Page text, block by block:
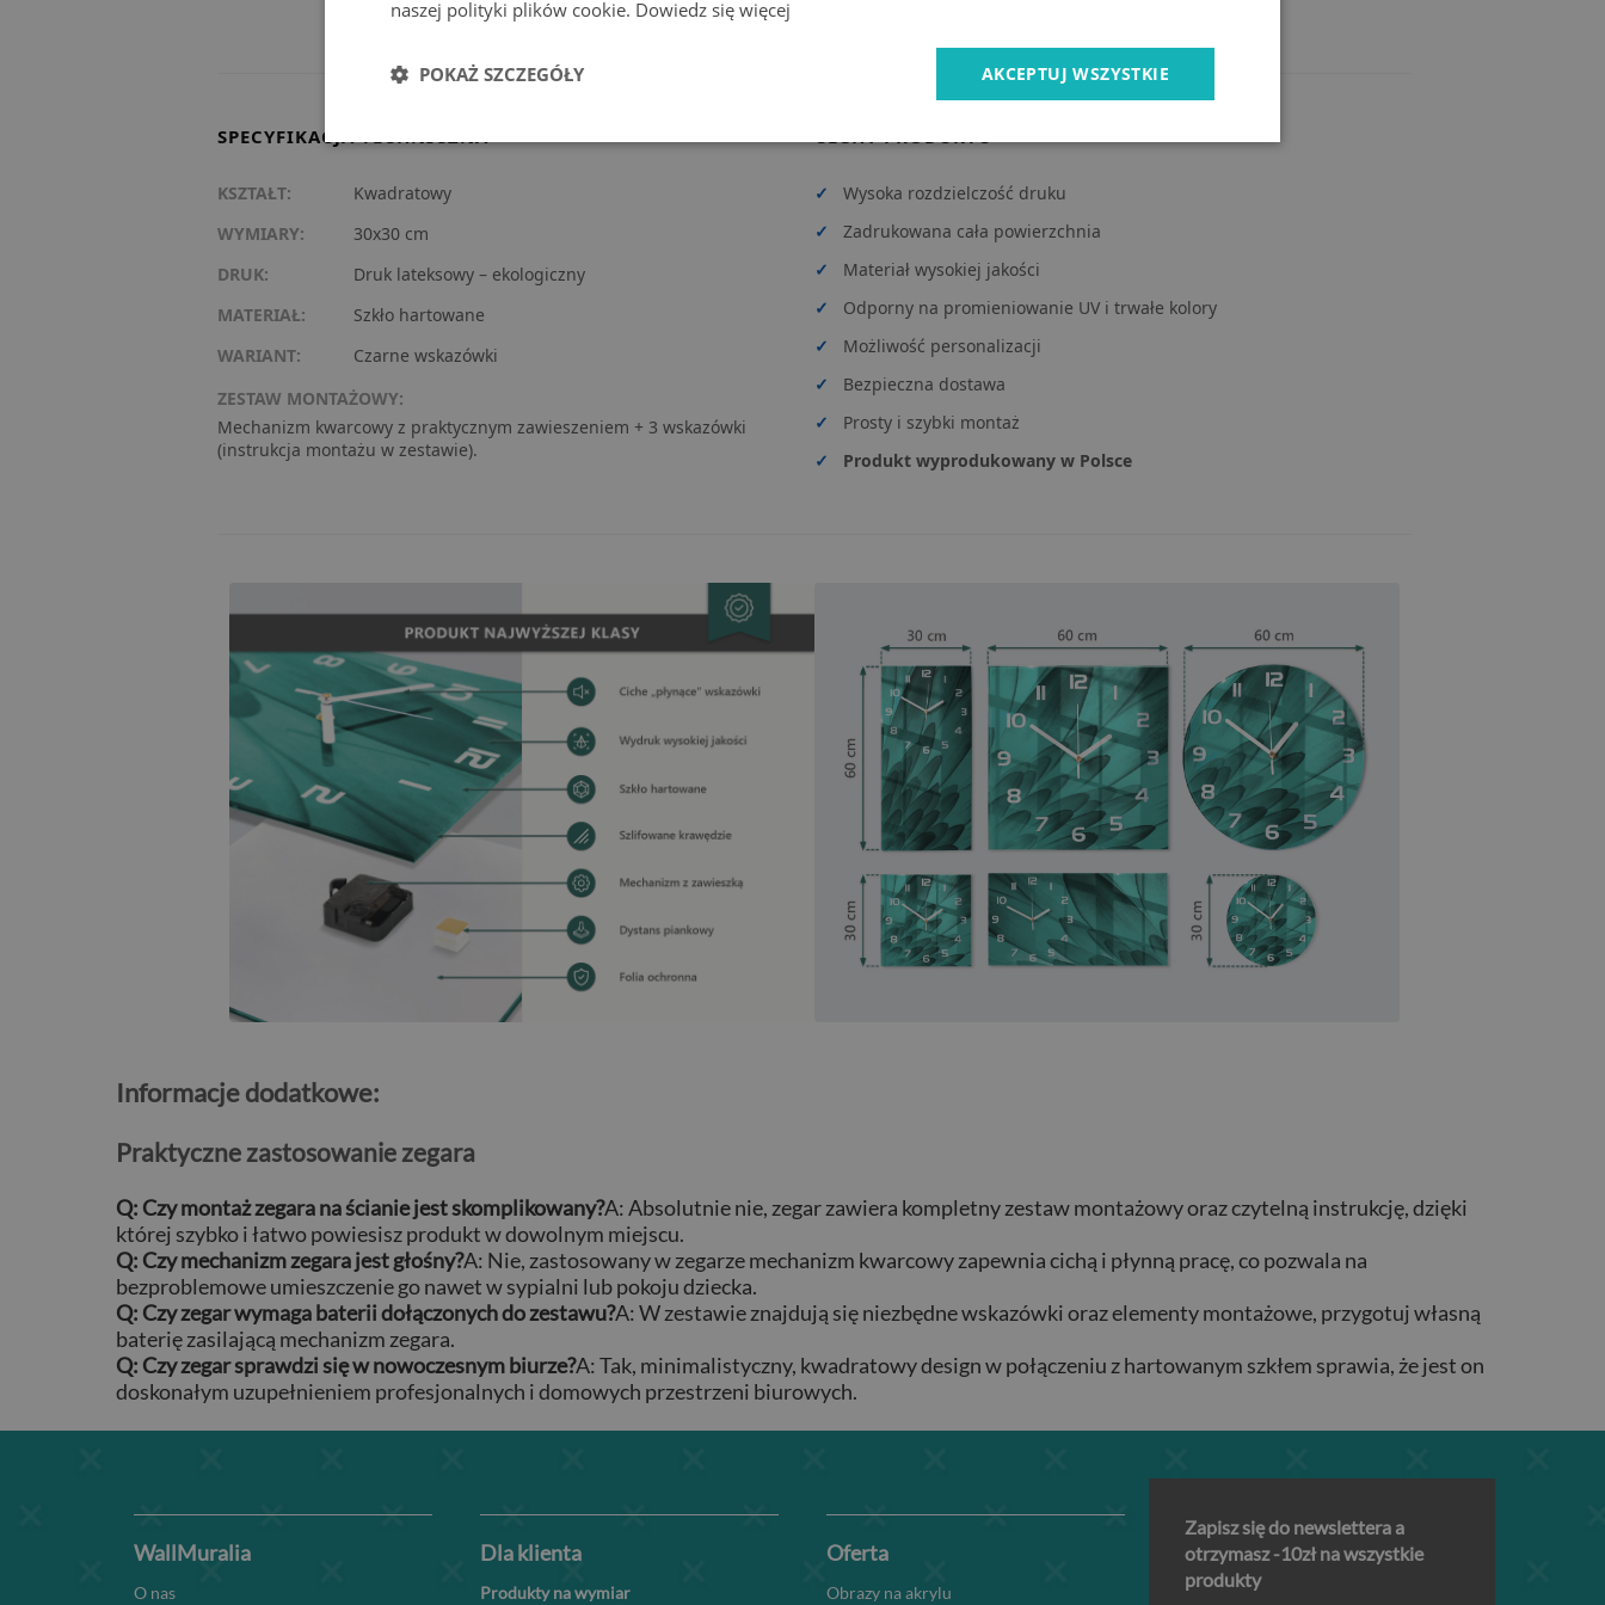
SPECYFIKACJA TECHNICZNA
KSZTAŁT:
Kwadratowy
WYMIARY:
30x30 cm
DRUK:
Druk lateksowy – ekologiczny
MATERIAŁ:
Szkło hartowane
WARIANT:
Czarne wskazówki
ZESTAW MONTAŻOWY:
Mechanizm kwarcowy z praktycznym zawieszeniem + 3 wskazówki
(instrukcja montażu w zestawie).
CECHY PRODUKTU
✓
Wysoka rozdzielczość druku
✓
Zadrukowana cała powierzchnia
✓
Materiał wysokiej jakości
✓
Odporny na promieniowanie UV i trwałe kolory
✓
Możliwość personalizacji
✓
Bezpieczna dostawa
✓
Prosty i szybki montaż
✓
Produkt wyprodukowany w Polsce
Informacje dodatkowe:
Praktyczne zastosowanie zegara
Q: Czy montaż zegara na ścianie jest skomplikowany?A: Absolutnie nie, zegar zawiera kompletny zestaw montażowy oraz czytelną instrukcję, dzięki
której szybko i łatwo powiesisz produkt w dowolnym miejscu.
Q: Czy mechanizm zegara jest głośny?A: Nie, zastosowany w zegarze mechanizm kwarcowy zapewnia cichą i płynną pracę, co pozwala na
bezproblemowe umieszczenie go nawet w sypialni lub pokoju dziecka.
Q: Czy zegar wymaga baterii dołączonych do zestawu?A: W zestawie znajdują się niezbędne wskazówki oraz elementy montażowe, przygotuj własną
baterię zasilającą mechanizm zegara.
Q: Czy zegar sprawdzi się w nowoczesnym biurze?A: Tak, minimalistyczny, kwadratowy design w połączeniu z hartowanym szkłem sprawia, że jest on
doskonałym uzupełnieniem profesjonalnych i domowych przestrzeni biurowych.
WallMuralia
O nas
Dla klienta
Produkty na wymiar
Oferta
Obrazy na akrylu
Zapisz się do newslettera a
otrzymasz -10zł na wszystkie
produkty
naszej polityki plików cookie. Dowiedz się więcej
AKCEPTUJ WSZYSTKIE
POKAŻ SZCZEGÓŁY